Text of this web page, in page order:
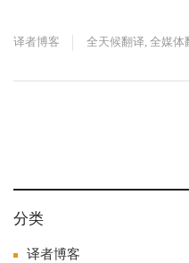
译者博客 全天候翻译, 全媒体
navigation
分类
译者博客